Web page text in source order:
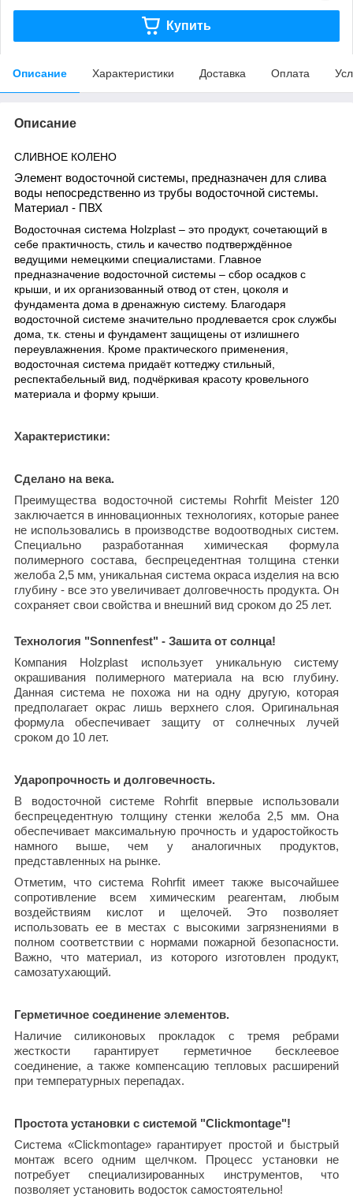
Купить
Описание Характеристики Доставка Оплата
Описание
СЛИВНОЕ КОЛЕНО
Элемент водосточной системы, предназначен для слива
воды непосредственно из трубы водосточной системы.
Материал - ПВХ
Водосточная система Holzplast – это продукт, сочетающий в
себе практичность, стиль и качество подтверждённое
ведущими немецкими специалистами. Главное
предназначение водосточной системы – сбор осадков с
крыши, и их организованный отвод от стен, цоколя и
фундамента дома в дренажную систему. Благодаря
водосточной системе значительно продлевается срок службы
дома, т.к. стены и фундамент защищены от излишнего
переувлажнения. Кроме практического применения,
водосточная система придаёт коттеджу стильный,
респектабельный вид, подчёркивая красоту кровельного
материала и форму крыши.
Характеристики:
Сделано на века.
Преимущества водосточной системы Rohrfit Meister 120
заключается в инновационных технологиях, которые ранее
не использовались в производстве водоотводных систем.
Специально разработанная химическая формула
полимерного состава, беспрецедентная толщина стенки
желоба 2,5 мм, уникальная система окраса изделия на всю
глубину - все это увеличивает долговечность продукта. Он
сохраняет свои свойства и внешний вид сроком до 25 лет.
Технология "Sonnenfest" - Зашита от солнца!
Компания Holzplast использует уникальную систему
окрашивания полимерного материала на всю глубину.
Данная система не похожа ни на одну другую, которая
предполагает окрас лишь верхнего слоя. Оригинальная
формула обеспечивает защиту от солнечных лучей
сроком до 10 лет.
Ударопрочность и долговечность.
В водосточной системе Rohrfit впервые использовали
беспрецедентную толщину стенки желоба 2,5 мм. Она
обеспечивает максимальную прочность и ударостойкость
намного выше, чем у аналогичных продуктов,
представленных на рынке.
Отметим, что система Rohrfit имеет также высочайшее
сопротивление всем химическим реагентам, любым
воздействиям кислот и щелочей. Это позволяет
использовать ее в местах с высокими загрязнениями в
полном соответствии с нормами пожарной безопасности.
Важно, что материал, из которого изготовлен продукт,
самозатухающий.
Герметичное соединение элементов.
Наличие силиконовых прокладок с тремя ребрами
жесткости гарантирует герметичное бесклеевое
соединение, а также компенсацию тепловых расширений
при температурных перепадах.
Простота установки с системой "Clickmontage"!
Система «Clickmontage» гарантирует простой и быстрый
монтаж всего одним щелчком. Процесс установки не
потребует специализированных инструментов, что
позволяет установить водосток самостоятельно!